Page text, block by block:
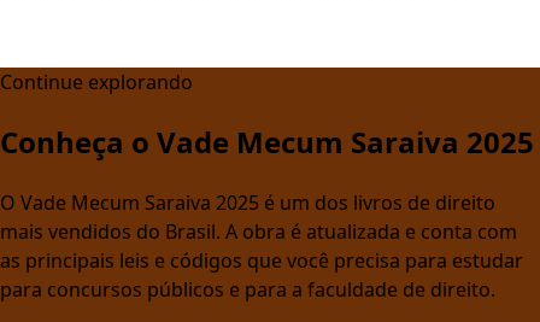
Continue explorando
Conheça o Vade Mecum Saraiva 2025
O Vade Mecum Saraiva 2025 é um dos livros de direito
mais vendidos do Brasil. A obra é atualizada e conta com
as principais leis e códigos que você precisa para estudar
para concursos públicos e para a faculdade de direito.